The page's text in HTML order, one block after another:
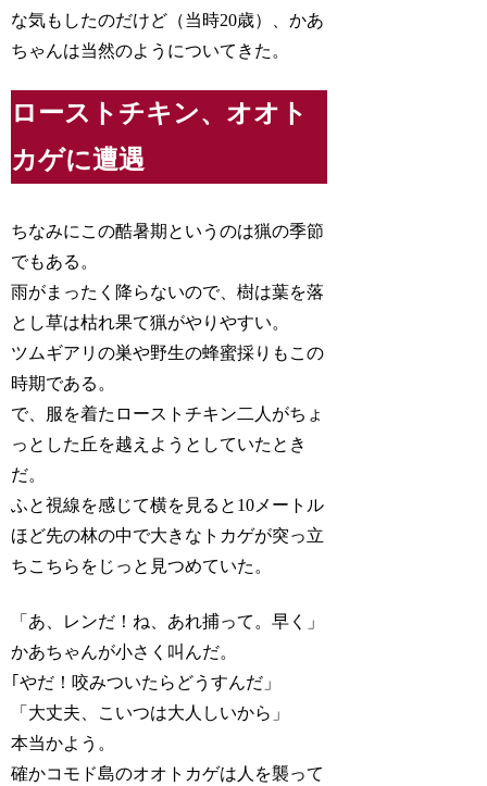
な気もしたのだけど（当時20歳）、かあ
ちゃんは当然のようについてきた。
ローストチキン、オオト
カゲに遭遇
ちなみにこの酷暑期というのは猟の季節
でもある。
雨がまったく降らないので、樹は葉を落
とし草は枯れ果て猟がやりやすい。
ツムギアリの巣や野生の蜂蜜採りもこの
時期である。
で、服を着たローストチキン二人がちょ
っとした丘を越えようとしていたとき
だ。
ふと視線を感じて横を見ると10メートル
ほど先の林の中で大きなトカゲが突っ立
ちこちらをじっと見つめていた。
「あ、レンだ！ね、あれ捕って。早く」
かあちゃんが小さく叫んだ。
｢やだ！咬みついたらどうすんだ」
「大丈夫、こいつは大人しいから」
本当かよう。
確かコモド島のオオトカゲは人を襲って